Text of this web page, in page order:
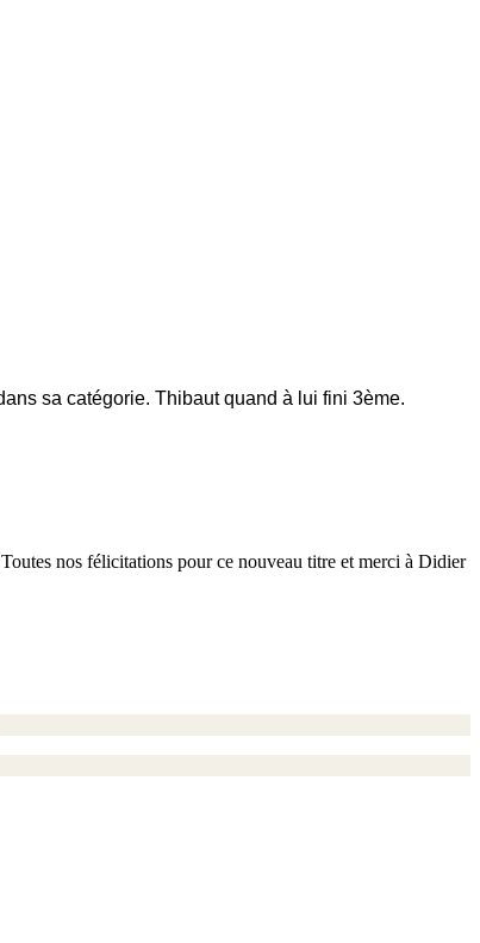
sa catégorie. Thibaut quand à lui fini 3ème.
nos félicitations pour ce nouveau titre et merci à Didier